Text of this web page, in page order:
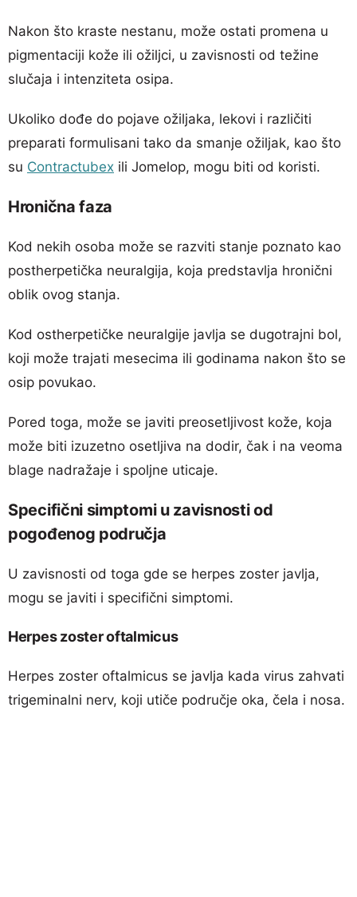
Nakon što kraste nestanu, može ostati promena u
pigmentaciji kože ili ožiljci, u zavisnosti od težine
slučaja i intenziteta osipa.
Ukoliko dođe do pojave ožiljaka, lekovi i različiti
preparati formulisani tako da smanje ožiljak, kao što
su Contractubex ili Jomelop, mogu biti od koristi.
Hronična faza
Kod nekih osoba može se razviti stanje poznato kao
postherpetička neuralgija, koja predstavlja hronični
oblik ovog stanja.
Kod ostherpetičke neuralgije javlja se dugotrajni bol,
koji može trajati mesecima ili godinama nakon što se
osip povukao.
Pored toga, može se javiti preosetljivost kože, koja
može biti izuzetno osetljiva na dodir, čak i na veoma
blage nadražaje i spoljne uticaje.
Specifični simptomi u zavisnosti od
pogođenog područja
U zavisnosti od toga gde se herpes zoster javlja,
mogu se javiti i specifični simptomi.
Herpes zoster oftalmicus
Herpes zoster oftalmicus se javlja kada virus zahvati
trigeminalni nerv, koji utiče područje oka, čela i nosa.